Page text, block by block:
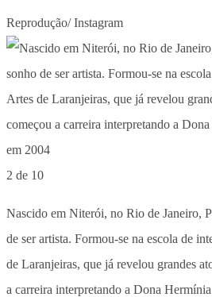
Reprodução/ Instagram
2 de 10
Nascido em Niterói, no Rio de Janeiro,
de ser artista. Formou-se na escola de
de Laranjeiras, que já revelou grandes
a carreira interpretando a Dona